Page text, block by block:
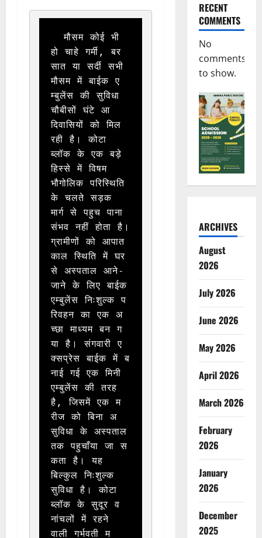
  मौसम कोई भी
हो चाहे गर्मी, बर
सात या सर्दी सभी
मौसम में बाईक ए
म्बुलेंस की सुविधा
चौबीसों घंटे आ
दिवासियों को मिल
रही है। कोटा
ब्लॉक के एक बड़े
हिस्से में विषम
भौगोलिक परिस्थिति
के चलते सड़क
मार्ग से पहुच पाना
संभव नहीं होता है।
ग्रामीणों को आपात
काल स्थिति में घर
से अस्पताल आने-
जाने के लिए बाईक
एम्बुलेंस निःशुल्क प
रिवहन का एक अ
च्छा माध्यम बन ग
या है। संगवारी ए
क्सप्रेस बाईक में ब
नाई गई एक मिनी
एम्बुलेंस की तरह
है, जिसमें एक म
रीज को बिना अ
सुविधा के अस्पताल
तक पहुचाँया जा स
कता है। यह
बिल्कुल निःशुल्क
सुविधा है। कोटा
ब्लॉक के सुदूर व
नांचलों में रहने
वाली गर्भवती म
RECENT
COMMENTS
No
comments
to show.
ARCHIVES
August
2026
July 2026
June 2026
May 2026
April 2026
March 2026
February
2026
January
2026
December
2025